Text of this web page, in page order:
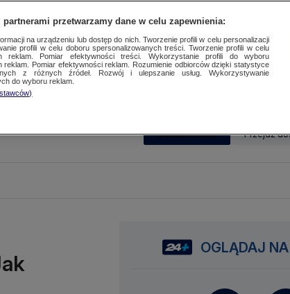
SUBSKRYBUJ Przejdź do
OGLĄDAJ
partnerami przetwarzamy dane w celu zapewnienia:
na urządzeniu lub dostęp do nich. Tworzenie profili w celu personalizacji
profili w celu doboru spersonalizowanych treści. Tworzenie profili w celu
reklam. Pomiar efektywności treści. Wykorzystanie profili do wyboru
reklam. Pomiar efektywności reklam. Rozumienie odbiorców dzięki statystyce
z różnych źródeł. Rozwój i ulepszanie usług. Wykorzystywanie
do wyboru reklam.